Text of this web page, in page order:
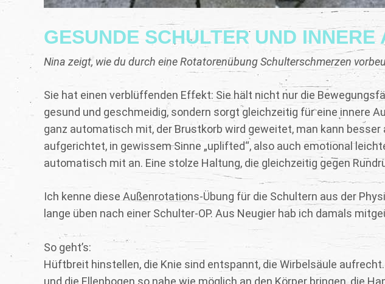
GESUNDE SCHULTER UND INNERE
Nina zeigt, wie du durch eine Rotatorenübung Schulterschmerzen
Sie hat einen verblüffenden Effekt: Sie hält nicht nur die
gesund und geschmeidig, sondern sorgt gleichzeitig für eine innere
ganz automatisch mit, der Brustkorb wird geweitet, man kann
aufgerichtet, in gewissem Sinne „uplifted“, also auch emotional
automatisch mit an. Eine stolze Haltung, die gleichzeitig gegen
Ich kenne diese Außenrotations-Übung für die Schultern aus der
lange üben nach einer Schulter-OP. Aus Neugier hab ich damals
So geht’s:
Hüftbreit hinstellen, die Knie sind entspannt, die Wirbelsäule